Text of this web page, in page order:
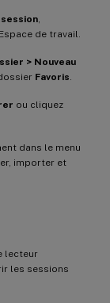
de travail.
> Nouveau
Favoris
ou cliquez
dans le menu
importer et
lecteur
les sessions